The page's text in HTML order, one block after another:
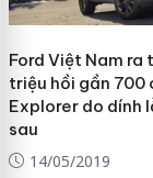
Ford Việt Nam ra
triệu hồi gần 700
Explorer do dính
sau
14/05/2019